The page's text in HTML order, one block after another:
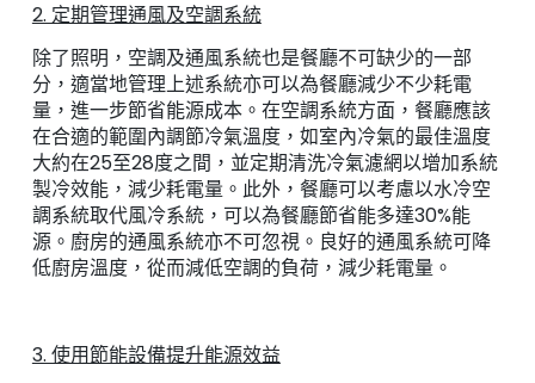
2. 定期管理通風及空調系統
除了照明，空調及通風系統也是餐廳不可缺少的一部
分，適當地管理上述系統亦可以為餐廳減少不少耗電
量，進一步節省能源成本。在空調系統方面，餐廳應該
在合適的範圍內調節冷氣溫度，如室內冷氣的最佳溫度
大約在25至28度之間，並定期清洗冷氣濾網以增加系統
製冷效能，減少耗電量。此外，餐廳可以考慮以水冷空
調系統取代風冷系統，可以為餐廳節省能多達30%能
源。廚房的通風系統亦不可忽視。良好的通風系統可降
低廚房溫度，從而減低空調的負荷，減少耗電量。
3. 使用節能設備提升能源效益